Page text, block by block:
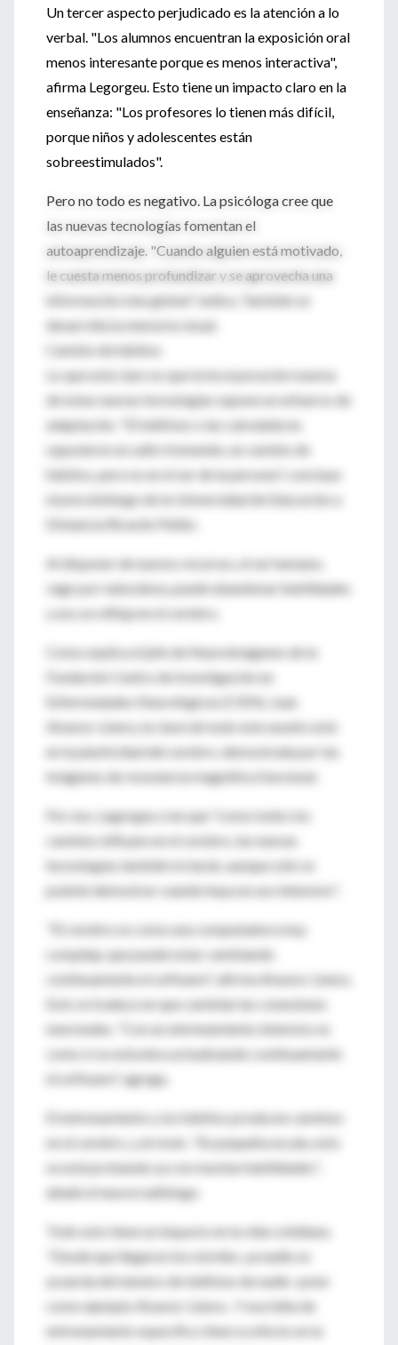
Un tercer aspecto perjudicado es la atención a lo
verbal. "Los alumnos encuentran la exposición oral
menos interesante porque es menos interactiva",
afirma Legorgeu. Esto tiene un impacto claro en la
enseñanza: "Los profesores lo tienen más difícil,
porque niños y adolescentes están
sobreestimulados".
Pero no todo es negativo. La psicóloga cree que
las nuevas tecnologías fomentan el
autoaprendizaje. "Cuando alguien está motivado,
le cuesta menos profundizar y se aprovecha una
información más global", indica. También se
desarrolla la memoria visual.
Cambio de hábitos
Lo que está claro es que la incorporación masiva
de estas nuevas tecnologías supone un esfuerzo de
adaptación. "El teléfono o las calculadoras
supusieron un salto tremendo, un cambio de
hábitos, pero no en el ser de la persona", concluye
el psicobiólogo de la Universidad de Educación a
Distancia Ricardo Pellón.
Al disponer de nuevos recursos, el ser humano,
vago por naturaleza, puede abandonar habilidades
y eso se refleja en el cerebro.
Como explica el jefe de Neuroimágenes de la
Fundación Centro de Investigación en
Enfermedades Neurológicas (CIEN), Juan
Alvarez-Linera, la clave de todo este asunto está
en la plasticidad del cerebro, demostrada por las
imágenes de resonancia magnética funcional.
Por eso, Legorgeu cree que "como todos los
cambios influyen en el cerebro, las nuevas
tecnologías también lo harán, aunque sólo se
podrán demostrar cuando haya un uso intensivo".
"El cerebro es como una computadora muy
compleja, que puede estar cambiando
continuamente el software", afirma Alvarez-Linera.
Esto se traduce en que cambian las conexiones
neuronales. "Con un entrenamiento intensivo es
como si se estuviera actualizando continuamente
el software", agrega.
El entrenamiento y los hábitos producen cambios
en el cerebro, y al revés. "En pequeña escala, esto
se está probando ya con muchas habilidades",
añade el neurorradiólogo.
Todo esto tiene un impacto en la vida cotidiana.
"Desde que llegaron los móviles, ya nadie se
acuerda del número de teléfono de nadie -pone
como ejemplo Alvarez-Linera-. Y esa falta de
entrenamiento específico tiene su efecto en la